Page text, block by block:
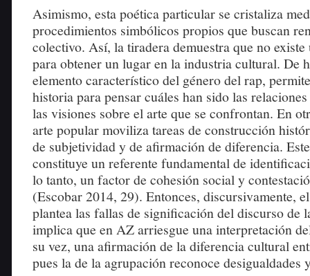
Asimismo, esta poética particular se cristaliza
procedimientos simbólicos propios que buscan
colectivo. Así, la tiradera demuestra que no existe
para obtener un lugar en la industria cultural. De
elemento característico del género del rap,
historia para pensar cuáles han sido las
las visiones sobre el arte que se confrontan. En
arte popular moviliza tareas de construcción
de subjetividad y de afirmación de diferencia.
constituye un referente fundamental de
lo tanto, un factor de cohesión social y
(Escobar 2014, 29). Entonces, discursivamente,
plantea las fallas de significación del discurso de
implica que en AZ arriesgue una interpretación
su vez, una afirmación de la diferencia cultural
pues la de la agrupación reconoce desigualdades